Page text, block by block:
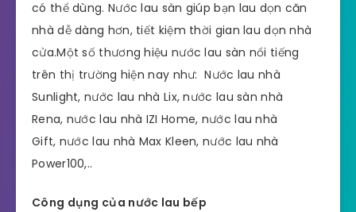
có thể dùng. Nước lau sàn giúp bạn lau dọn căn
nhà dễ dàng hơn, tiết kiệm thời gian lau dọn nhà
cửa.Một số thương hiệu nước lau sàn nổi tiếng
trên thị trường hiện nay như: Nước lau nhà
Sunlight, nước lau nhà Lix, nước lau sàn nhà
Rena, nước lau nhà IZI Home, nước lau nhà
Gift, nước lau nhà Max Kleen, nước lau nhà
Power100,..
Công dụng của nước lau bếp